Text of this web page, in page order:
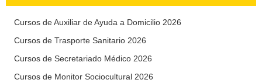
Cursos de Auxiliar de Ayuda a Domicilio 2026
Cursos de Trasporte Sanitario 2026
Cursos de Secretariado Médico 2026
Cursos de Monitor Sociocultural 2026